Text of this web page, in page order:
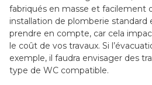
fabriqués en masse et facilement
installation de plomberie standard
prendre en compte, car cela
le coût de vos travaux. Si
exemple, il faudra envisager des
type de WC compatible.